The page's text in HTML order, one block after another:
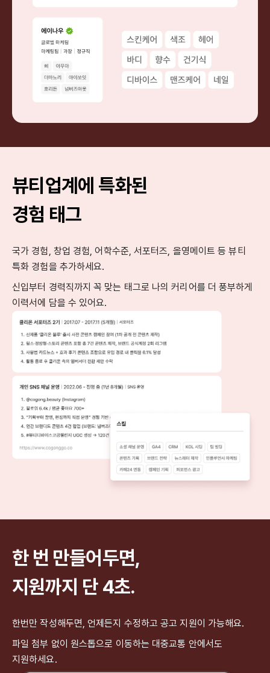
뷰티업계에 특화된
경험 태그
국가 경험, 창업 경험, 어학수준, 서포터즈, 올영메이트 등 뷰티
특화 경험을 추가하세요.
신입부터 경력직까지 꼭 맞는 태그로 나의 커리어를 더 풍부하게
이력서에 담을 수 있어요.
한 번 만들어두면,
지원까지 단 4초.
한번만 작성해두면, 언제든지 수정하고 공고 지원이 가능해요.
파일 첨부 없이 원스톱으로 이동하는 대중교통 안에서도
지원하세요.